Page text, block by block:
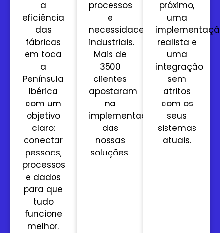
a
eficiência
das
fábricas
em toda
a
Península
Ibérica
com um
objetivo
claro:
conectar
pessoas,
processos
e dados
para que
tudo
funcione
melhor.
processos
e
necessidades
industriais.
Mais de
3500
clientes
apostaram
na
implementação
das
nossas
soluções.
próximo,
uma
realista e
uma
integração
sem
atritos
com os
seus
sistemas
atuais.